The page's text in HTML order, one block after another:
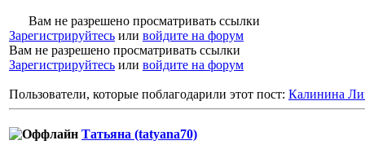
Вам не разрешено просматривать ссылки
Зарегистрируйтесь или войдите на форум
Вам не разрешено просматривать ссылки
Зарегистрируйтесь или войдите на форум
Пользователи, которые поблагодарили этот пост: Калинина
Татьяна (tatyana70)